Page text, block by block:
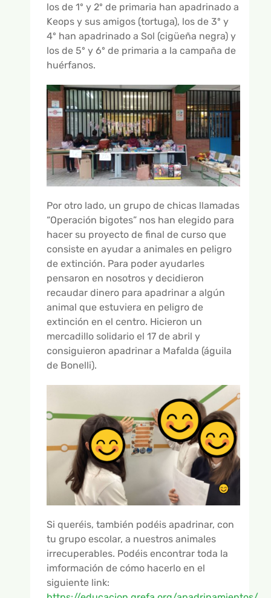
los de 1º y 2º de primaria han apadrinado a
Keops y sus amigos (tortuga), los de 3º y
4º han apadrinado a Sol (cigüeña negra) y
los de 5º y 6º de primaria a la campaña de
huérfanos.
Por otro lado, un grupo de chicas llamadas
“Operación bigotes” nos han elegido para
hacer su proyecto de final de curso que
consiste en ayudar a animales en peligro
de extinción. Para poder ayudarles
pensaron en nosotros y decidieron
recaudar dinero para apadrinar a algún
animal que estuviera en peligro de
extinción en el centro. Hicieron un
mercadillo solidario el 17 de abril y
consiguieron apadrinar a Mafalda (águila
de Bonelli).
Si queréis, también podéis apadrinar, con
tu grupo escolar, a nuestros animales
irrecuperables. Podéis encontrar toda la
imformación de cómo hacerlo en el
siguiente link: